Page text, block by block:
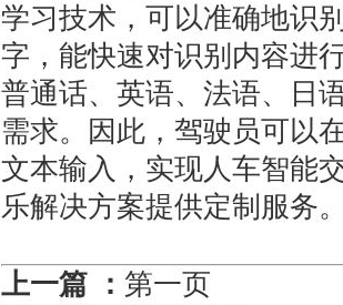
学习技术，可以准确地识
字，能快速对识别内容进
普通话、英语、法语、日
需求。因此，驾驶员可以
文本输入，实现人车智能
乐解决方案提供定制服务
上一篇 ： 第一页